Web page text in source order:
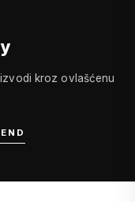
kroz ovlašćenu